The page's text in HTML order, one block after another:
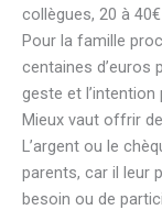
collègues, 20 à
Pour la famille
centaines d’euros
geste et
Mieux vaut offrir
L’argent ou le
parents, car il leur
besoin ou de